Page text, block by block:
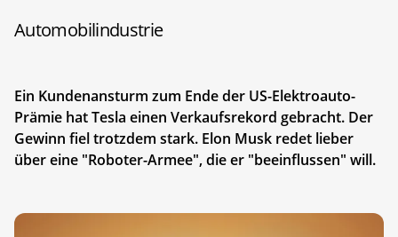
Automobilindustrie
Ein Kundenansturm zum Ende der US-Elektroauto-
Prämie hat Tesla einen Verkaufsrekord gebracht. Der
Gewinn fiel trotzdem stark. Elon Musk redet lieber
über eine "Roboter-Armee", die er "beeinflussen" will.